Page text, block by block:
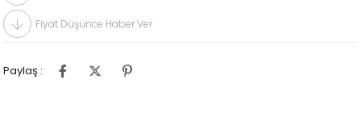
Fiyat Düşünce Haber Ver
Paylaş :